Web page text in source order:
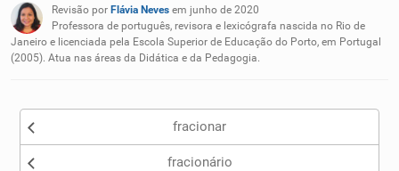
Nenhum dos sinônimos apresentados me ajudou
Outro
Revisão por Flávia Neves em junho de 2020
Professora de português, revisora e lexicógrafa nascida no Rio de
Janeiro e licenciada pela Escola Superior de Educação do Porto, em Portugal
(2005). Atua nas áreas da Didática e da Pedagogia.
fracionar
fracionário